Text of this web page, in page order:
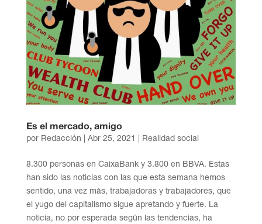
Es el mercado, amigo
por Redacción Abr 25, 2021 Realidad social
8.300 personas en CaixaBank y 3.800 en BBVA. Estas
han sido las noticias con las que esta semana hemos
sentido, una vez más, trabajadoras y trabajadores, que
el yugo del capitalismo sigue apretando y fuerte. La
noticia, no por esperada según las tendencias, ha